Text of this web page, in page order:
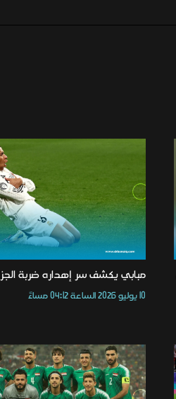
مبابي يكشف سر إهداره ضربة
10 يوليو 2026 الساعة 04:12 مساءً